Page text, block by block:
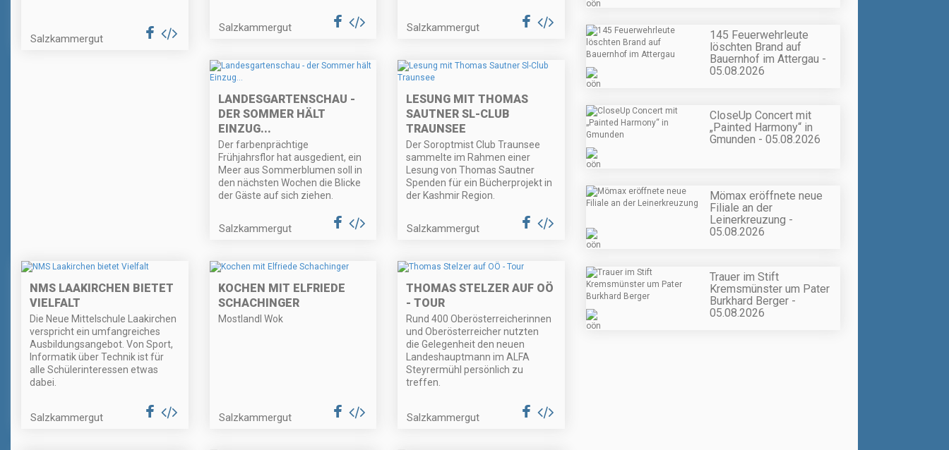
Salzkammergut
Salzkammergut Salzkammergut
LANDESGARTENSCHAU -
DER SOMMER HÄLT
EINZUG...
Der farbenprächtige
Frühjahrsflor hat ausgedient, ein
Meer aus Sommerblumen soll in
den nächsten Wochen die Blicke
der Gäste auf sich ziehen.
Salzkammergut
LESUNG MIT THOMAS
SAUTNER SL-CLUB
TRAUNSEE
Der Soroptmist Club Traunsee
sammelte im Rahmen einer
Lesung von Thomas Sautner
Spenden für ein Bücherprojekt in
der Kashmir Region.
Salzkammergut
NMS LAAKIRCHEN BIETET
VIELFALT
Die Neue Mittelschule Laakirchen
verspricht ein umfangreiches
Ausbildungsangebot. Von Sport,
Informatik über Technik ist für
alle Schülerinteressen etwas
dabei.
Salzkammergut
KOCHEN MIT ELFRIEDE
SCHACHINGER
Mostlandl Wok
Salzkammergut
THOMAS STELZER AUF OÖ
- TOUR
Rund 400 Oberösterreicherinnen
und Oberösterreicher nutzten
die Gelegenheit den neuen
Landeshauptmann im ALFA
Steyrermühl persönlich zu
treffen.
Salzkammergut
145 Feuerwehrleute
löschten Brand auf
Bauernhof im Attergau -
05.08.2026
CloseUp Concert mit
„Painted Harmony“ in
Gmunden - 05.08.2026
Mömax eröffnete neue
Filiale an der
Leinerkreuzung -
05.08.2026
Trauer im Stift
Kremsmünster um Pater
Burkhard Berger -
05.08.2026